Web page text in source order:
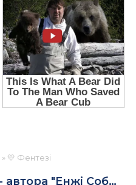
» 💛 Фентезі
Книги українською - автора "Енжі Собран"